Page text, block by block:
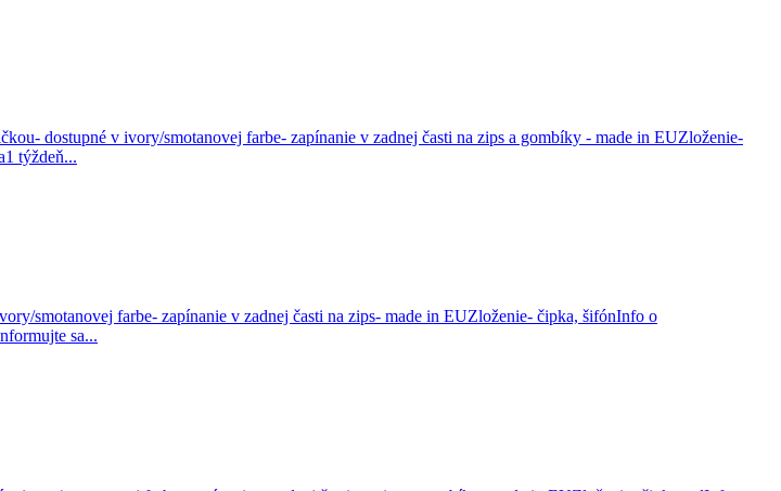
dostupné v ivory/smotanovej farbe- zapínanie v zadnej časti na zips a gombíky - made in EUZloženie-
týždeň...
smotanovej farbe- zapínanie v zadnej časti na zips- made in EUZloženie- čipka, šifónInfo o
sa...